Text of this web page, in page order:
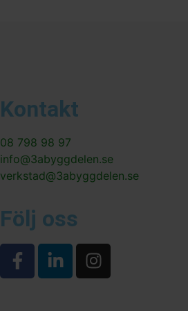
Kontakt
08 798 98 97
info@3abyggdelen.se
verkstad@3abyggdelen.se
Följ oss